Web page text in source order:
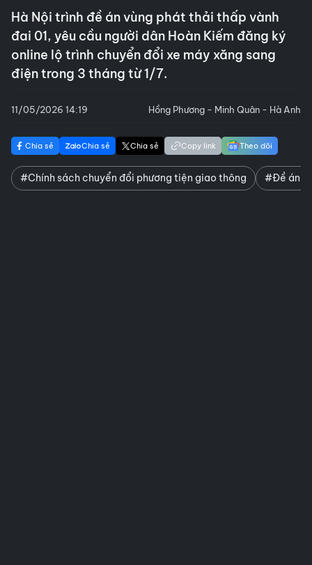
Hà Nội trình đề án vùng phát thải thấp vành
đai 01, yêu cầu người dân Hoàn Kiếm đăng ký
online lộ trình chuyển đổi xe máy xăng sang
điện trong 3 tháng từ 1/7.
11/05/2026 14:19 Hồng Phương - Minh Quân - Hà Anh
Chia sẻ Chia sẻ Chia sẻ Copy link Theo dõi
#Chính sách chuyển đổi phương tiện giao thông #Đề án